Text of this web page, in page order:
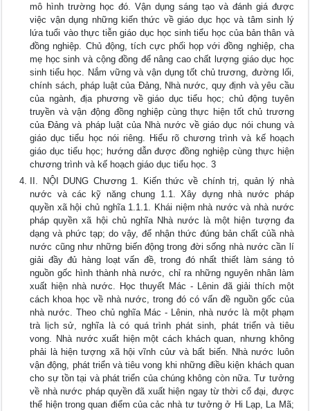
mô hình trường học đó. Vận dụng sáng tạo và đánh giá được
việc vận dụng những kiến thức về giáo dục học và tâm sinh lý
lứa tuổi vào thực tiễn giáo dục học sinh tiểu học của bản thân và
đồng nghiệp. Chủ động, tích cực phối họp với đồng nghiệp, cha
mẹ học sinh và cộng đồng để nâng cao chất lượng giáo dục học
sinh tiểu học. Nắm vững và vận dụng tốt chủ trương, đường lối,
chính sách, pháp luật của Đảng, Nhà nước, quy định và yêu cầu
của ngành, địa phương về giáo dục tiểu học; chủ động tuyên
truyền và vận động đồng nghiệp cùng thực hiện tốt chủ trương
của Đảng và pháp luật của Nhà nước về giáo dục nói chung và
giáo dục tiểu học nói riêng. Hiểu rõ chương trình và kế hoạch
giáo dục tiểu học; hướng dẫn được đồng nghiệp cùng thực hiện
chương trình và kế hoạch giáo dục tiểu học. 3
II. NỘI DUNG Chương 1. Kiến thức về chính trị, quản lý nhà
nước và các kỹ năng chung 1.1. Xây dựng nhà nước pháp
quyền xã hội chủ nghĩa 1.1.1. Khái niệm nhà nước và nhà nước
pháp quyền xã hội chủ nghĩa Nhà nước là một hiện tượng đa
dạng và phức tạp; do vậy, để nhận thức đúng bản chất củầ nhà
nước cũng như những biến động trong đời sống nhà nước cần lí
giải đầy đủ hàng loạt vấn đề, trong đó nhất thiết làm sáng tỏ
nguồn gốc hình thành nhà nước, chỉ ra những nguyên nhân làm
xuất hiện nhà nước. Học thuyết Mác - Lênin đã giải thích một
cách khoa học về nhà nước, trong đó có vấn đề nguồn gốc của
nhà nước. Theo chủ nghĩa Mác - Lênin, nhà nước là một phạm
trà lịch sử, nghĩa là có quá trình phát sinh, phát triển và tiêu
vong. Nhà nước xuất hiện một cách khách quan, nhưng không
phải là hiện tượng xã hội vĩnh củư và bất biến. Nhà nước luôn
vận động, phát triển và tiêu vong khi những điều kiện khách quan
cho sự tồn tại và phát triển của chúng không còn nữa. Tư tưởng
về nhà nước pháp quyền đã xuất hiện ngay từ thời cổ đại, được
thể hiện trong quan điểm của cảc nhà tư tưởng ở Hi Lạp, La Mã;